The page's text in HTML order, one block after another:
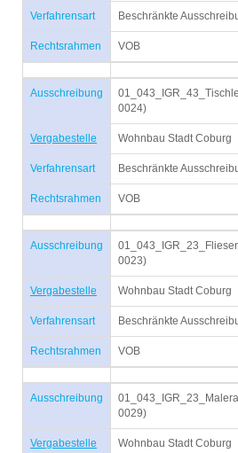
Verfahrensart Beschränkte
Rechtsrahmen VOB
Ausschreibung
0024)
Vergabestelle Wohnbau Stadt Coburg
Verfahrensart Beschränkte
Rechtsrahmen VOB
Ausschreibung
0023)
Vergabestelle Wohnbau Stadt Coburg
Verfahrensart Beschränkte
Rechtsrahmen VOB
Ausschreibung
0029)
Vergabestelle Wohnbau Stadt Coburg